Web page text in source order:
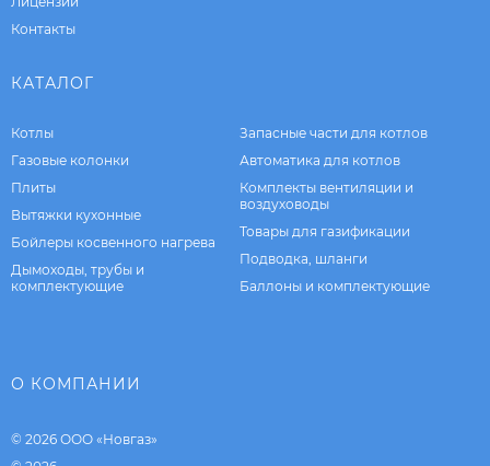
Контакты
КАТАЛОГ
Котлы
Газовые колонки
Плиты
Вытяжки кухонные
Бойлеры косвенного нагрева
Дымоходы, трубы и
комплектующие
Запасные части для котлов
Автоматика для котлов
Комплекты вентиляции и
воздуховоды
Товары для газификации
Подводка, шланги
Баллоны и комплектующие
О КОМПАНИИ
© 2026 ООО «Новгаз»